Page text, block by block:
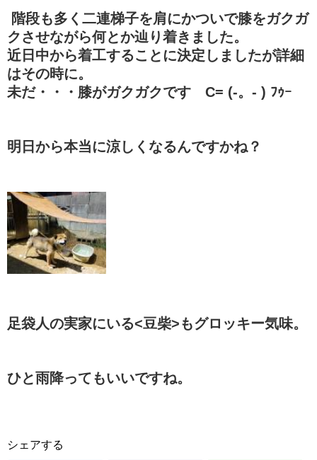
階段も多く二連梯子を肩にかついで膝をガクガ
クさせながら何とか辿り着きました。
近日中から着工することに決定しましたが詳細
はその時に。
未だ・・・膝がガクガクです C= (-。- ) ﾌｩｰ
明日から本当に涼しくなるんですかね？
足袋人の実家にいる<豆柴>もグロッキー気味。
ひと雨降ってもいいですね。
シェアする